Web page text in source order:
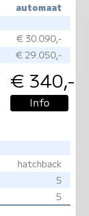
automaat
€ 30.090,-
€ 29.050,-
€ 340,-
Info
hatchback
5
5